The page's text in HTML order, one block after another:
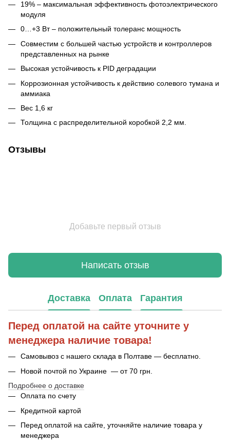
19% – максимальная эффективность фотоэлектрического
модуля
0…+3 Вт – положительный толеранс мощность
Совместим с большей частью устройств и контроллеров
представленных на рынке
Высокая устойчивость к PID деградации
Коррозионная устойчивость к действию солевого тумана и
аммиака
Вес 1,6 кг
Толщина с распределительной коробкой 2,2 мм.
Отзывы
Добавьте первый отзыв
Написать отзыв
Доставка Оплата Гарантия
Перед оплатой на сайте уточните у
менеджера наличие товара!
Самовывоз с нашего склада в Полтаве — бесплатно.
Новой почтой по Украине — от 70 грн.
Подробнее о доставке
Оплата по счету
Кредитной картой
Перед оплатой на сайте, уточняйте наличие товара у
менеджера